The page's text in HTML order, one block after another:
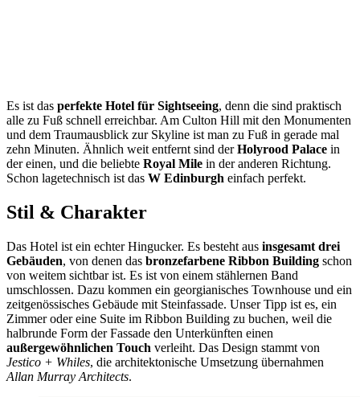
Es ist das perfekte Hotel für Sightseeing, denn die sind praktisch
alle zu Fuß schnell erreichbar. Am Culton Hill mit den Monumenten
und dem Traumausblick zur Skyline ist man zu Fuß in gerade mal
zehn Minuten. Ähnlich weit entfernt sind derHolyrood Palace in
der einen, und die beliebte Royal Mile in der anderen Richtung.
Schon lagetechnisch ist das W Edinburgh einfach perfekt.
Stil & Charakter
Das Hotel ist ein echter Hingucker. Es besteht aus insgesamt drei
Gebäuden, von denen das bronzefarbene Ribbon Building schon
von weitem sichtbar ist. Es ist von einem stählernen Band
umschlossen. Dazu kommen ein georgianisches Townhouse und ein
zeitgenössisches Gebäude mit Steinfassade. Unser Tipp ist es, ein
Zimmer oder eine Suite im Ribbon Building zu buchen, weil die
halbrunde Form der Fassade den Unterkünften einen
außergewöhnlichen Touch verleiht. Das Design stammt von
Jestico + Whiles, die architektonische Umsetzung übernahmen
Allan Murray Architects.